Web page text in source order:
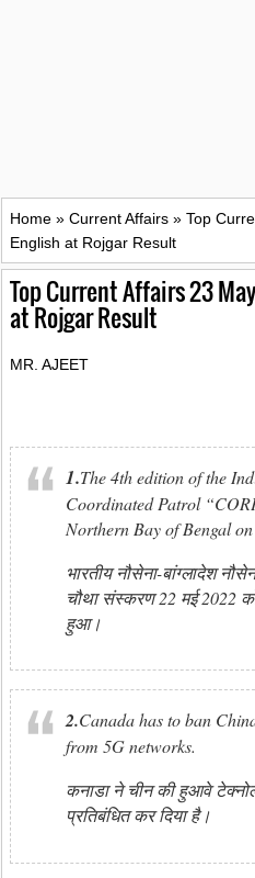
Home » Current Affairs » Top
English at Rojgar Result
Top Current Affairs 23
at Rojgar Result
MR. AJEET
1.The 4th edition of the
Coordinated Patrol
Northern Bay of Bengal
भारतीय नौसेना-बांग्लादेश
चौथा संस्करण 22 मई 2022
हुआ।
2.Canada has to ban
from 5G networks.
कनाडा ने चीन की हुआवे
प्रतिबंधित कर दिया है।